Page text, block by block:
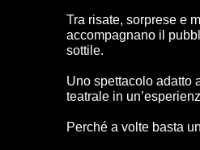
Tra risate, sorprese e
accompagnano il
sottile.
Uno spettacolo adatto
teatrale in
Perché a volte basta